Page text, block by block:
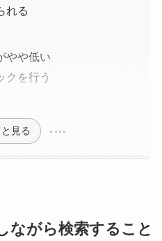
れる
やや低い
クを行う
見る
ながら検索すること